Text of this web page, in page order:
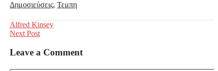
Δημοσιεύσεις, Τεμπη
Post
navigation
Alfred Kinsey
Next Post
Leave a Comment